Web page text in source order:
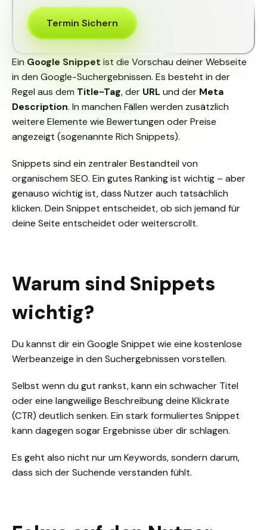
Ein Google Snippet ist die Vorschau deiner Webseite
in den Google-Suchergebnissen. Es besteht in der
Regel aus dem Title-Tag, der URL und der Meta
Description. In manchen Fällen werden zusätzlich
weitere Elemente wie Bewertungen oder Preise
angezeigt (sogenannte Rich Snippets).
Snippets sind ein zentraler Bestandteil von
organischem SEO. Ein gutes Ranking ist wichtig – aber
genauso wichtig ist, dass Nutzer auch tatsächlich
klicken. Dein Snippet entscheidet, ob sich jemand für
deine Seite entscheidet oder weiterscrollt.
Warum sind Snippets
wichtig?
Du kannst dir ein Google Snippet wie eine kostenlose
Werbeanzeige in den Suchergebnissen vorstellen.
Selbst wenn du gut rankst, kann ein schwacher Titel
oder eine langweilige Beschreibung deine Klickrate
(CTR) deutlich senken. Ein stark formuliertes Snippet
kann dagegen sogar Ergebnisse über dir schlagen.
Es geht also nicht nur um Keywords, sondern darum,
dass sich der Suchende verstanden fühlt.
Termin Sichern